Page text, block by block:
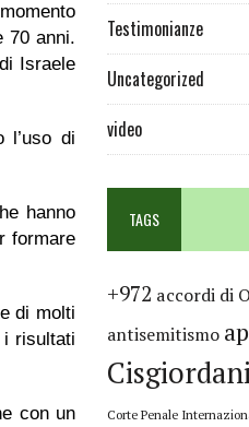
70 anni.
Israele
l’uso di
hanno
formare
di molti
i risultati
con un
Testimonianze
Uncategorized
video
TAGS
+972 accordi di
antisemitismo
Corte Penale